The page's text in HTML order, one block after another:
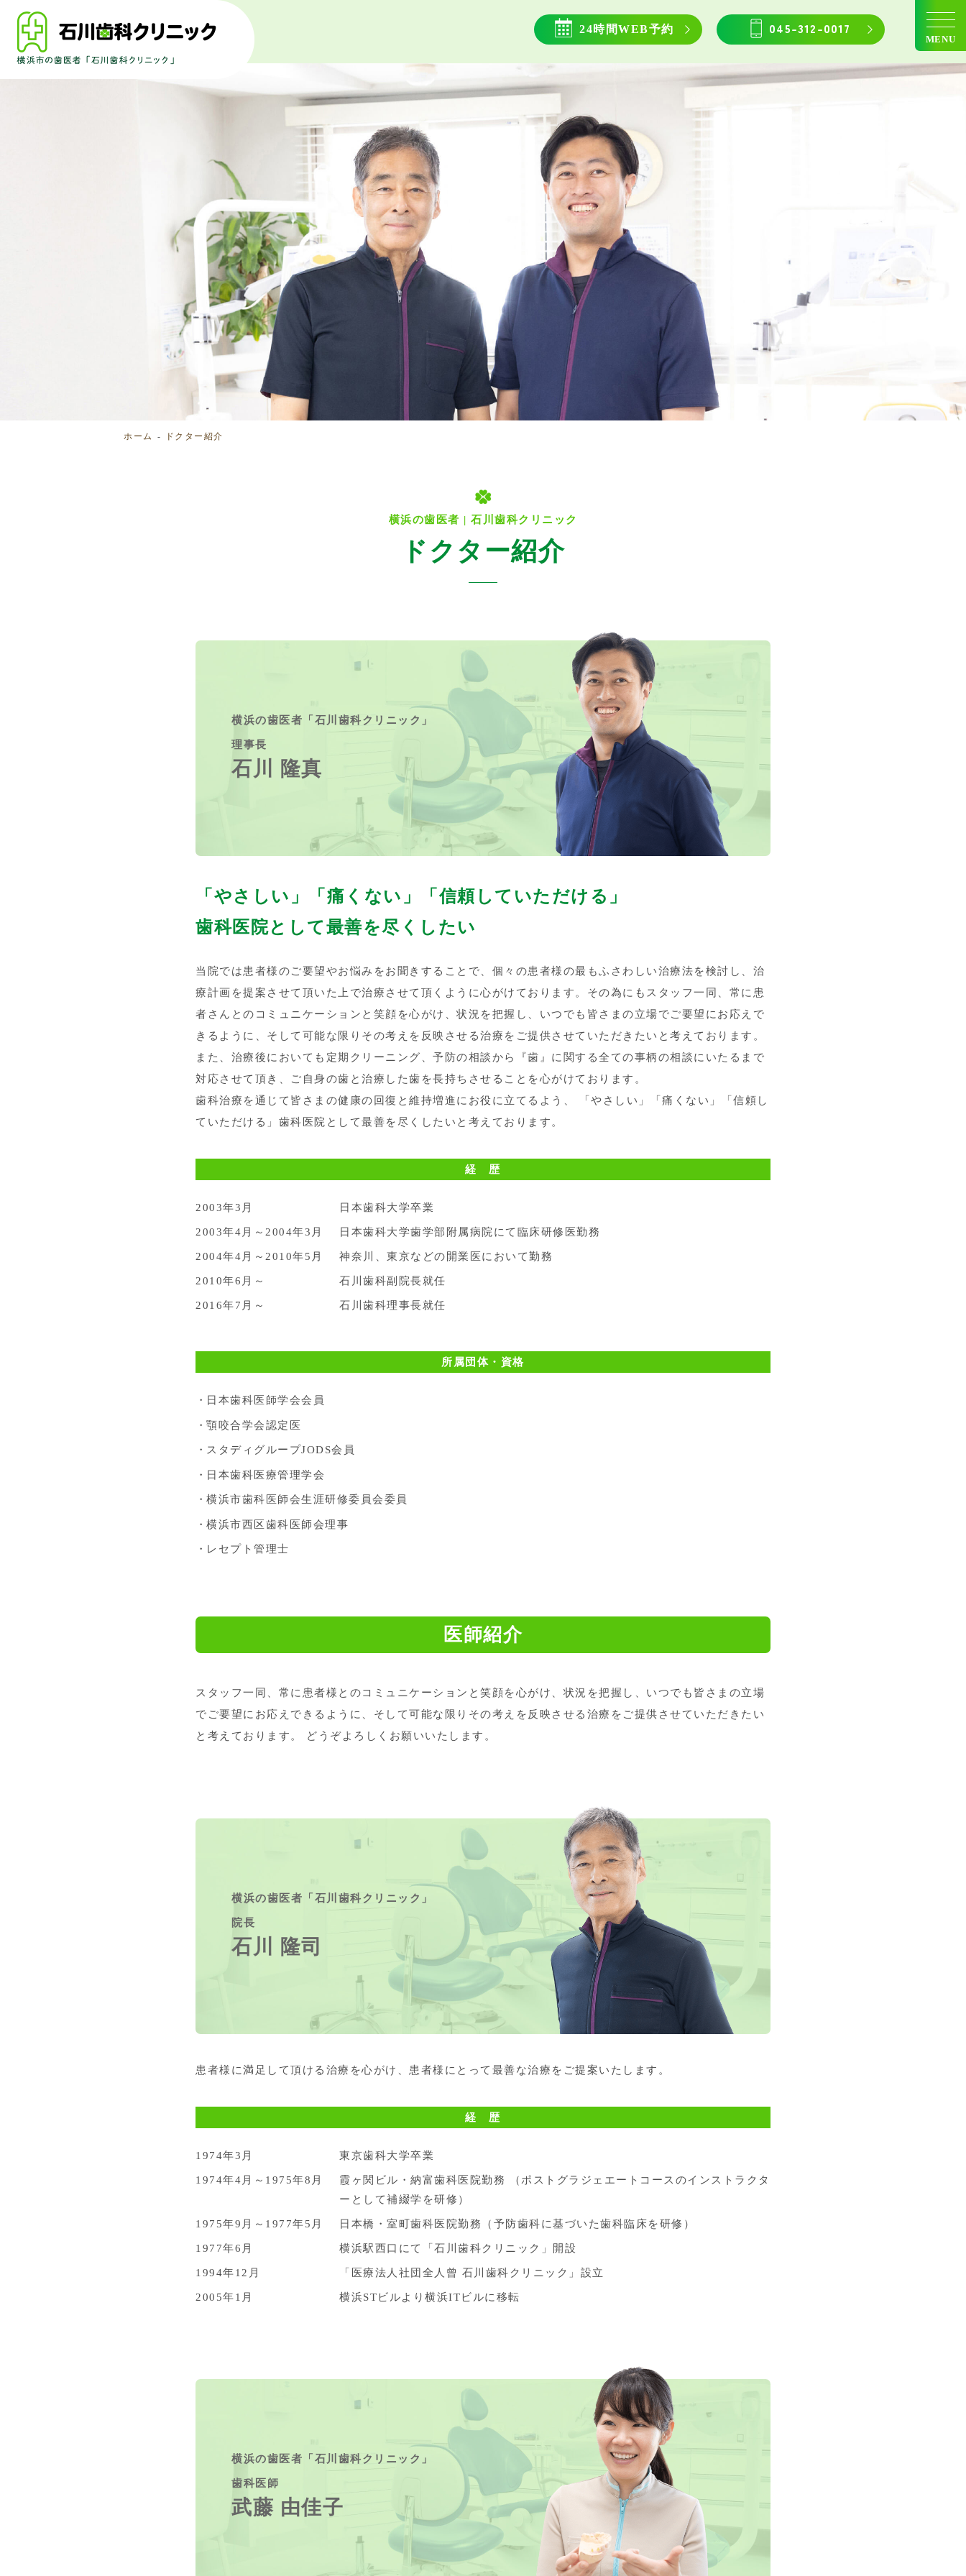
24時間WEB予約 045-312-0017
MENU
ホーム ドクター紹介
ドクター紹介
横浜の歯医者 「石川歯科クリニック」
理事長
石川 隆真
「やさしい」「痛くない」
「信頼していただける」
歯科医院として最善を尽くしたい
当院では患者様のご要望やお悩みをお聞きすることで、個々の患者様の最もふさわしい治療法を検討し、治
療計画を提案させて頂いた上で治療させて頂くように心がけております。その為にもスタッフ一同、常に患
者さんとのコミュニケーションと笑顔を心がけ、状況を把握し、いつでも皆さまの立場でご要望にお応えで
きるように、そして可能な限りその考えを反映させる治療をご提供させていただきたいと考えております。
また、治療後においても定期クリーニング、予防の相談から『歯』に関する全ての事柄の相談にいたるまで
対応させて頂き、ご自身の歯と治療した歯を長持ちさせることを心がけております。
歯科治療を通じて皆さまの健康の回復と維持増進にお役に立てるよう、 「やさしい」「痛くない」「信頼し
ていただける」歯科医院として最善を尽くしたいと考えております。
経 歴
2003年3月 日本歯科大学卒業
2003年4月～ 2004年3月 日本歯科大学歯学部附属病院にて臨床研修医勤務
2004年4月～ 2010年5月 神奈川、東京などの開業医において勤務
2010年6月～ 石川歯科副院長就任
2016年7月～ 石川歯科理事長就任
所属団体・資格
日本歯科医師学会会員
顎咬合学会認定医
スタディグループJODS会員
日本歯科医療管理学会
横浜市歯科医師会生涯研修委員会委員
横浜市西区歯科医師会理事
レセプト管理士
医師紹介
スタッフ一同、常に患者様とのコミュニケーションと笑顔を心がけ、状況を把握し、いつでも皆さまの立場
でご要望にお応えできるように、そして可能な限りその考えを反映させる治療をご提供させていただきたい
と考えております。 どうぞよろしくお願いいたします。
横浜の歯医者 「石川歯科クリニック」
院長
石川 隆司
患者様に満足して頂ける治療を心がけ、患者様にとって最善な治療をご提案いたします。
経 歴
1974年3月 東京歯科大学卒業
1974年4月～ 1975年8月
霞ヶ関ビル・納富歯科医院勤務 （ポストグラジェエートコースのインストラクタ
ーとして補綴学を研修）
1975年9月～ 1977年5月 日本橋・室町歯科医院勤務（予防歯科に基づいた歯科臨床を研修）
1977年6月 横浜駅西口にて「石川歯科クリニック」開設
1994年12月 「医療法人社団全人曾 石川歯科クリニック」設立
2005年1月 横浜STビルより横浜ITビルに移転
横浜の歯医者 「石川歯科クリニック」
歯科医師
武藤 由佳子